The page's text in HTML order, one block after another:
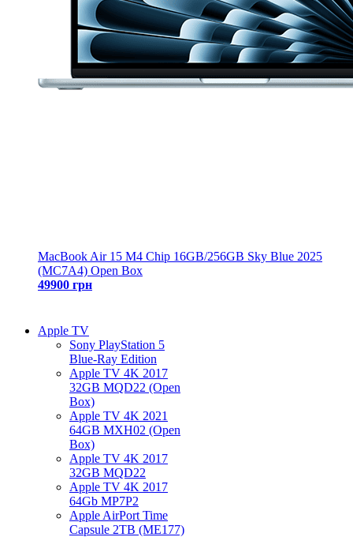
MacBook Air 15 M4 Chip 16GB/256GB Sky Blue 2025
(MC7A4) Open Box
49900 грн
Apple TV
Sony PlayStation 5
Blue-Ray Edition
Apple TV 4K 2017
32GB MQD22 (Open
Box)
Apple TV 4K 2021
64GB MXH02 (Open
Box)
Apple TV 4K 2017
32GB MQD22
Apple TV 4K 2017
64Gb MP7P2
Apple AirPort Time
Capsule 2TB (ME177)